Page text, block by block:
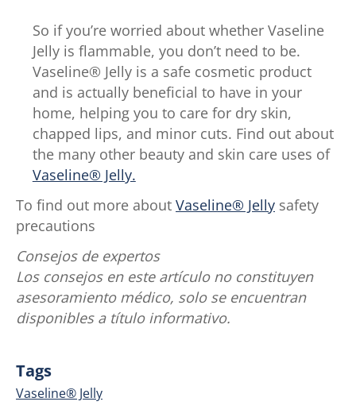
So if you’re worried about whether Vaseline
Jelly is flammable, you don’t need to be.
Vaseline® Jelly is a safe cosmetic product
and is actually beneficial to have in your
home, helping you to care for dry skin,
chapped lips, and minor cuts. Find out about
the many other beauty and skin care uses of
Vaseline® Jelly.
To find out more about Vaseline® Jelly safety
precautions
Consejos de expertos
Los consejos en este artículo no constituyen
asesoramiento médico, solo se encuentran
disponibles a título informativo.
Tags
Vaseline® Jelly